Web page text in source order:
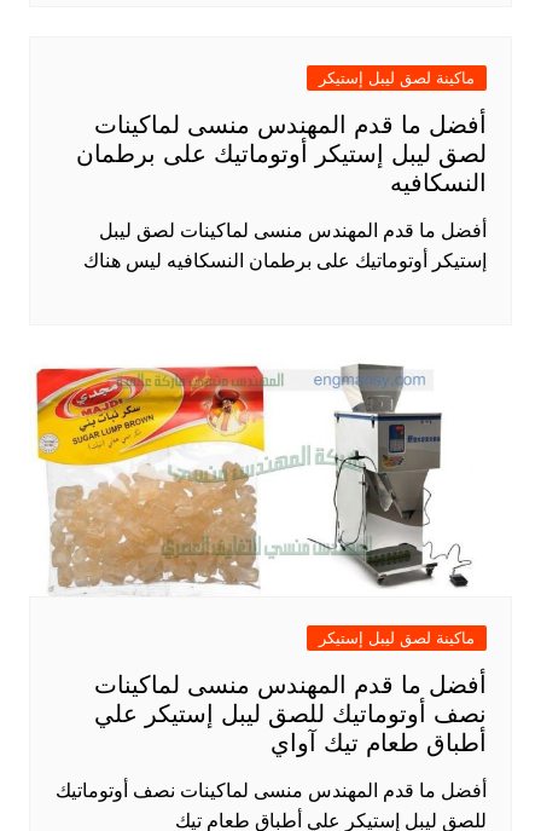
ماكينة لصق ليبل إستيكر
أفضل ما قدم المهندس منسى لماكينات
لصق ليبل إستيكر أوتوماتيك على برطمان
النسكافيه
أفضل ما قدم المهندس منسى لماكينات لصق ليبل
إستيكر أوتوماتيك على برطمان النسكافيه ليس هناك
ماكينة لصق ليبل إستيكر
أفضل ما قدم المهندس منسى لماكينات
نصف أوتوماتيك للصق ليبل إستيكر علي
أطباق طعام تيك آواي
أفضل ما قدم المهندس منسى لماكينات نصف أوتوماتيك
للصق ليبل إستيكر علي أطباق طعام تيك